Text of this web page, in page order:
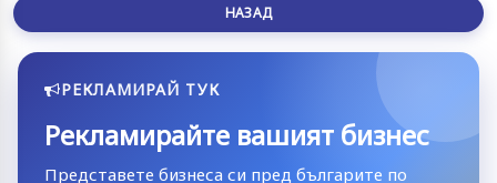
НАЗАД
РЕКЛАМИРАЙ ТУК
Рекламирайте вашият бизнес
Представете бизнеса си пред българите по